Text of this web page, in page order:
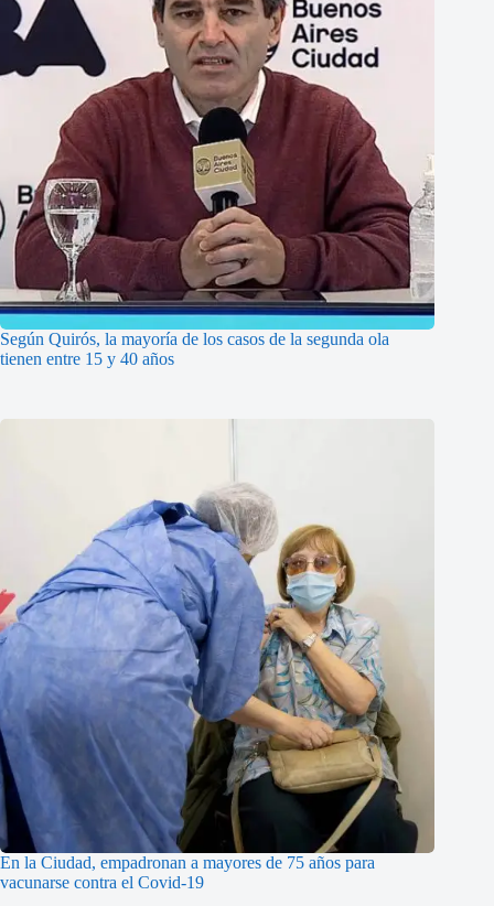
Según Quirós, la mayoría de los casos de la segunda ola
tienen entre 15 y 40 años
En la Ciudad, empadronan a mayores de 75 años para
vacunarse contra el Covid-19